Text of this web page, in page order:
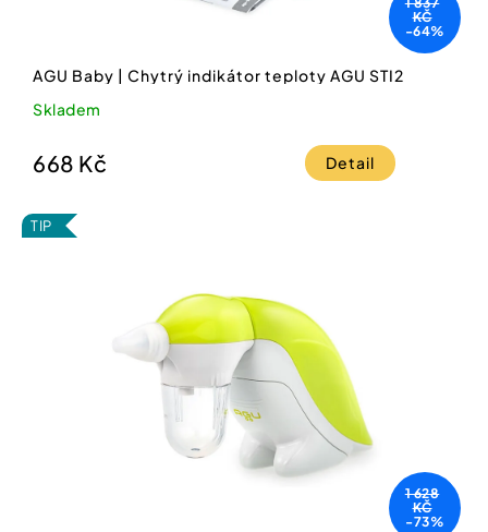
KČ
-64%
AGU Baby | Chytrý indikátor teploty AGU STI2
Skladem
668 Kč Detail
TIP
1 628
KČ
-73%